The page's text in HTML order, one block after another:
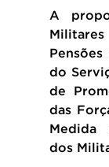
A
do
de
das
Medida
dos